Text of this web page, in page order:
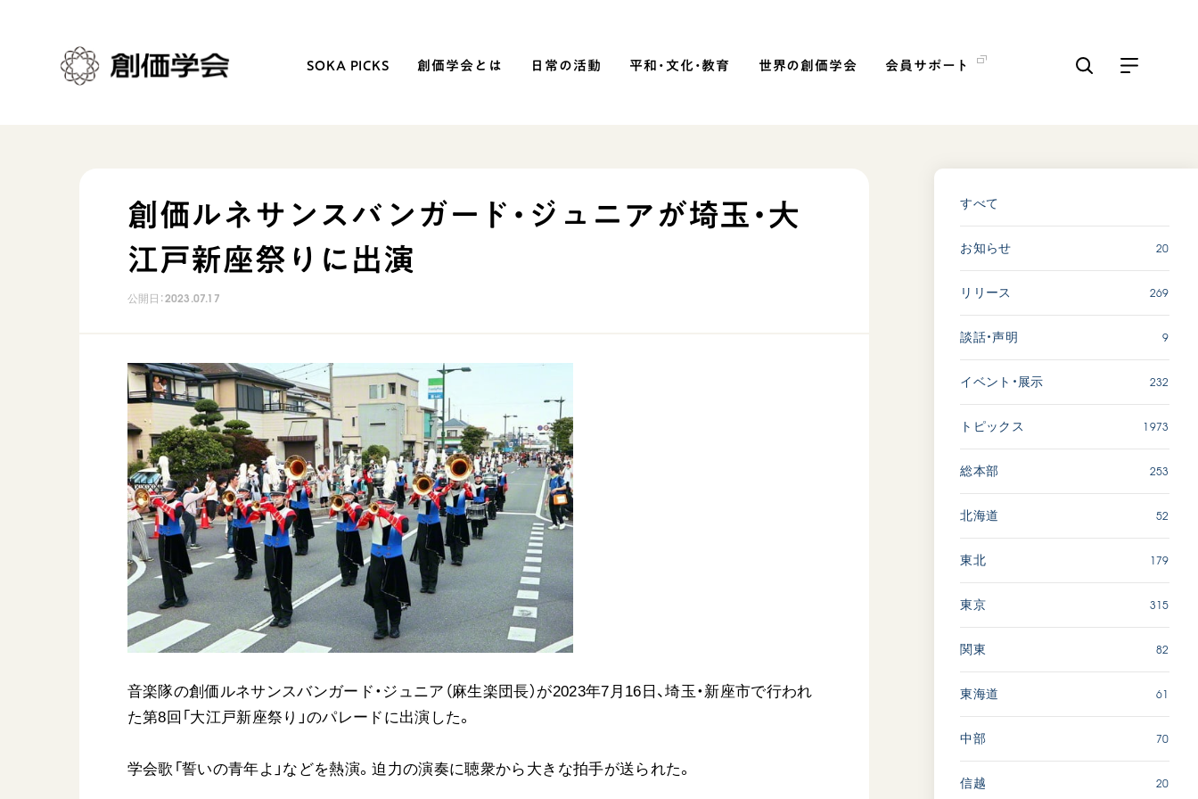
SOKA PICKS 創価学会とは 日常の活動 平和・文化・教育 世界の創価学会 会員サポート
自他共の幸福
日蓮大聖人の仏法（教学入門）
釈尊～法華経
創価学会の三代会長
初代会長・牧口常三郎先生
第2代会長・戸田城聖先生
第3代会長・池田大作先生
朝晩の祈り（勤行・唱題）
主な行事
年間の活動について
友人葬
彼岸
取り組み
音楽活動
展示活動
教育本部の活動
図書贈呈
世界の創価学会
各国ウェブサイト
基本情報
会員サポート
座談会御書ｅ講義
小説『新・人間革命』『人間革命』
御書検索［新版］
＜関連リンク＞
創価学会総本部
墓地公園・納骨堂
聖教ブックストア
SGIピースサイト
「三つの花ことば」 関西吹
奏楽団
2026.07.31
動画
「ペンタトニック・ファン
2026.07.17
文化
動画
2026.07.03
文化
動画
創価ルネサンスバンガード・ジュニアが埼玉・大
江戸新座祭りに出演
公開日：2023.07.17
音楽隊の創価ルネサンスバンガード・ジュニア（麻生楽団長）が2023年7月16日、埼玉・新座市で行われ
た第8回「大江戸新座祭り」のパレードに出演した。
学会歌「誓いの青年よ」などを熱演。迫力の演奏に聴衆から大きな拍手が送られた。
すべて
お知らせ 20
リリース 269
談話・声明 9
イベント・展示 232
トピックス 1973
総本部 253
北海道 52
東北 179
東京 315
関東 82
東海道 61
中部 70
信越 20